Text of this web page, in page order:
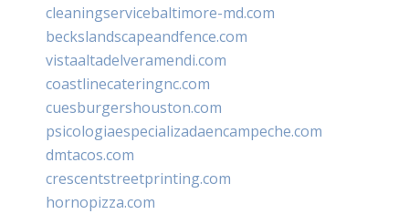
cleaningservicebaltimore-md.com
beckslandscapeandfence.com
vistaaltadelveramendi.com
coastlinecateringnc.com
cuesburgershouston.com
psicologiaespecializadaencampeche.com
dmtacos.com
crescentstreetprinting.com
hornopizza.com